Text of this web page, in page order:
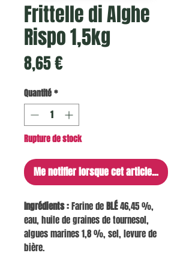
Frittelle di Alghe
Rispo 1,5kg
8,65 €Prix
Quantité*
Rupture de stock
Me notifier lorsque cet article est
Ingrédients :Farine deBLÉ46,45 %,
eau, huile de graines de tournesol,
algues marines 1,8 %, sel, levure de
bière.